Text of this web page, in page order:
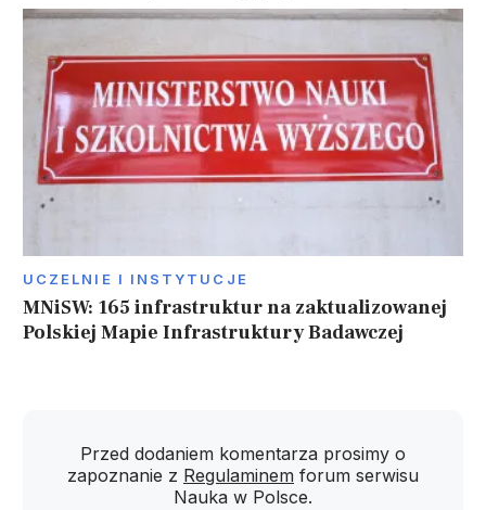
UCZELNIE I INSTYTUCJE
MNiSW: 165 infrastruktur na zaktualizowanej
Polskiej Mapie Infrastruktury Badawczej
Przed dodaniem komentarza prosimy o
zapoznanie z Regulaminem forum serwisu
Nauka w Polsce.